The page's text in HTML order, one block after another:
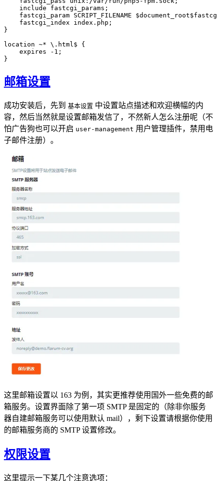
    include fastcgi_params;
fastcgi_param SCRIPT_FILENAME
    fastcgi_index index.php;
}
location ~* \.html$ {
    expires -1;
邮箱设置
成功安装后，先到 基本设置 中设置站点描述和欢迎横幅的内
容，然后当然就是设置邮箱发信了，不然新人怎么注册呢（不
怕广告狗也可以开启 user-management 用户管理插件，禁用电
子邮件注册）。
这里邮箱设置以 163 为例，其实更推荐使用国外一些免费的邮
箱服务。设置界面除了第一项 SMTP 是固定的（除非你服务
器自建邮箱服务可以使用默认 mail），剩下设置请根据你使用
的邮箱服务商的 SMTP 设置修改。
权限设置
这里提示一下某几个注意选项：